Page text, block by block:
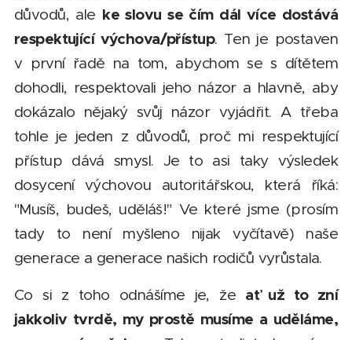
důvodů, ale ke slovu se čím dál více dostává
respektující výchova/přístup. Ten je postaven
v první řadě na tom, abychom se s dítětem
dohodli, respektovali jeho názor a hlavně, aby
dokázalo nějaký svůj názor vyjádřit. A třeba
tohle je jeden z důvodů, proč mi respektující
přístup dává smysl. Je to asi taky výsledek
dosycení výchovou autoritářskou, která říká:
"Musíš, budeš, uděláš!" Ve které jsme (prosím
tady to není myšleno nijak vyčítavě) naše
generace a generace našich rodičů vyrůstala.
Co si z toho odnášíme je, že ať už to zní
jakkoliv tvrdě, my prostě musíme a uděláme,